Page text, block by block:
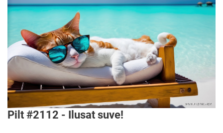
Pilt #2112 - Ilusat suve!